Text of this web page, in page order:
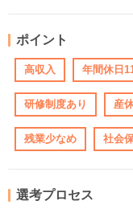
ポイント
高収入 年間休日
研修制度あり 産
残業少なめ 社会
選考プロセス